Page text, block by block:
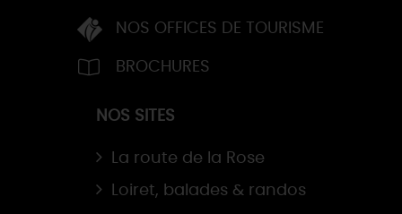
NOS OFFICES DE TOURISME
BROCHURES
NOS SITES
La route de la Rose
Loiret, balades & randos